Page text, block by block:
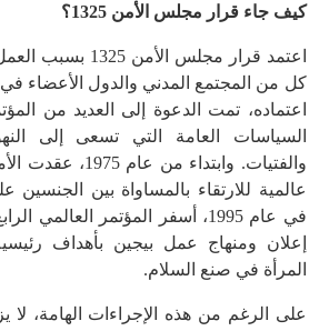
كيف جاء قرار مجلس الأمن 1325؟
اعتمد قرار مجلس
كل من المجتمع المدني والدول الأعضاء في
اعتماده، تمت الدعوة إلى العديد من
السياسات العامة التي تسعى إلى
والفتيات. وابتداء
عالمية للارتقاء بالمساواة بين الجنسين
في عام 1995، أسفر المؤتمر
إعلان ومنهاج عمل بيجين بأهداف
المرأة في صنع السلام.
على الرغم من هذه الإجراءات الهامة، لا